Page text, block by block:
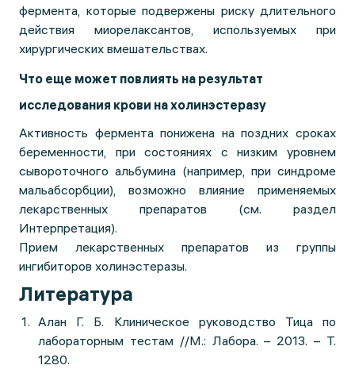
фермента, которые подвержены риску длительного
действия миорелаксантов, используемых при
хирургических вмешательствах.
Что еще может повлиять на результат
исследования крови на холинэстеразу
Активность фермента понижена на поздних сроках
беременности, при состояниях с низким уровнем
сывороточного альбумина (например, при синдроме
мальабсорбции), возможно влияние применяемых
лекарственных препаратов (см. раздел
Интерпретация).
Прием лекарственных препаратов из группы
ингибиторов холинэстеразы.
Литература
Алан Г. Б. Клиническое руководство Тица по
лабораторным тестам //М.: Лабора. – 2013. – Т.
1280.